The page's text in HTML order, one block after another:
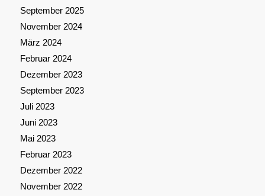
September 2025
November 2024
März 2024
Februar 2024
Dezember 2023
September 2023
Juli 2023
Juni 2023
Mai 2023
Februar 2023
Dezember 2022
November 2022